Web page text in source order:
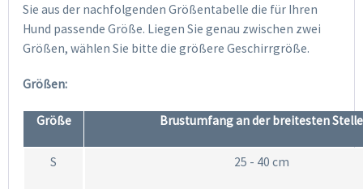
Sie aus der nachfolgenden Größentabelle die für Ihren
Hund passende Größe. Liegen Sie genau zwischen zwei
Größen, wählen Sie bitte die größere Geschirrgröße.
Größen:
Größe Brustumfang an der breitesten Stelle
S 25 - 40 cm